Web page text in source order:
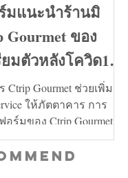
มแนะนำร้านมิ
ของ
มตัวหลังโควิด19
Gourmet ช่วยเพิ่ม
ให้ภัตตาคาร การ
มของ Ctrip Gourmet จะ
าน Value และ...